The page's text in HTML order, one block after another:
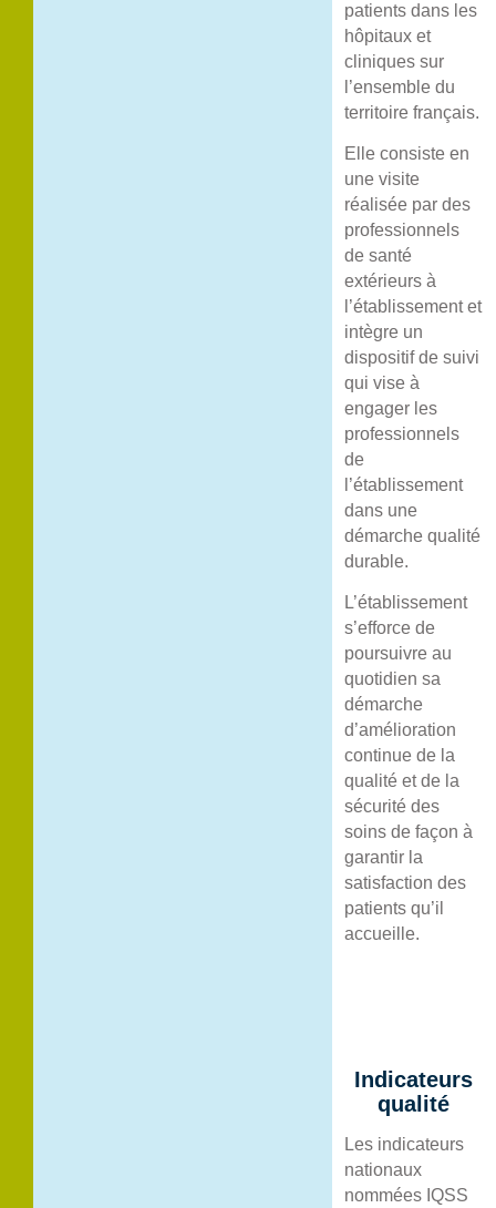
patients dans les
hôpitaux et
cliniques sur
l’ensemble du
territoire français.
Elle consiste en
une visite
réalisée par des
professionnels
de santé
extérieurs à
l’établissement et
intègre un
dispositif de suivi
qui vise à
engager les
professionnels
de
l’établissement
dans une
démarche qualité
durable.
L’établissement
s’efforce de
poursuivre au
quotidien sa
démarche
d’amélioration
continue de la
qualité et de la
sécurité des
soins de façon à
garantir la
satisfaction des
patients qu’il
accueille.
Indicateurs
qualité
Les indicateurs
nationaux
nommées IQSS